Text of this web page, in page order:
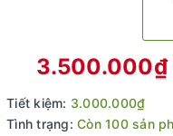
3.500.000₫
Tiết kiệm: 3.000.000₫
Tình trạng: Còn 100 sản